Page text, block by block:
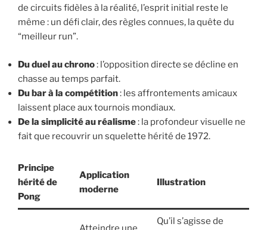
de circuits fidèles à la réalité, l’esprit initial reste le
même : un défi clair, des règles connues, la quête du
“meilleur run”.
Du duel au chrono: l’opposition directe se décline en
chasse au temps parfait.
Du bar à la compétition: les affrontements amicaux
laissent place aux tournois mondiaux.
De la simplicité au réalisme: la profondeur visuelle ne
fait que recouvrir un squelette hérité de 1972.
Principe
hérité de
Pong
Application
moderne
Illustration
Qu’il s’agisse de